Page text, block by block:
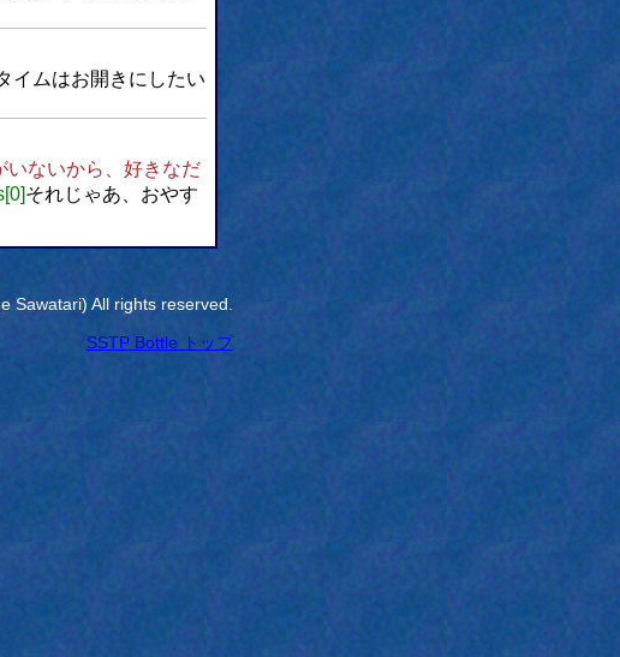
イムはお開きにしたい
いないから、好きなだ
それじゃあ、おやす
Sawatari) All rights reserved.
SSTP Bottle トップ